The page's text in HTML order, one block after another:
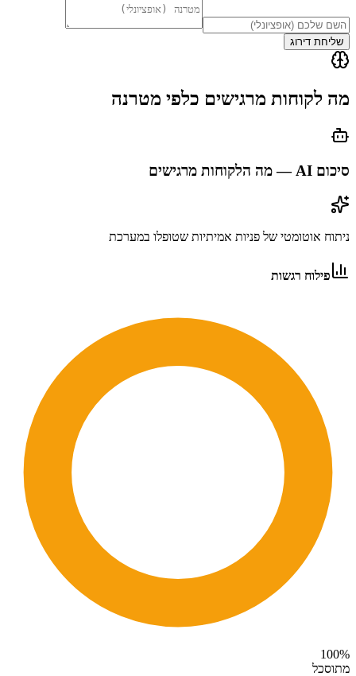
שליחת דירוג
מה לקוחות מרגישים כלפי מטרנה
סיכום AI — מה הלקוחות מרגישים
ניתוח אוטומטי של פניות אמיתיות שטופלו במערכת
פילוח רגשות
100%
מתוסכל